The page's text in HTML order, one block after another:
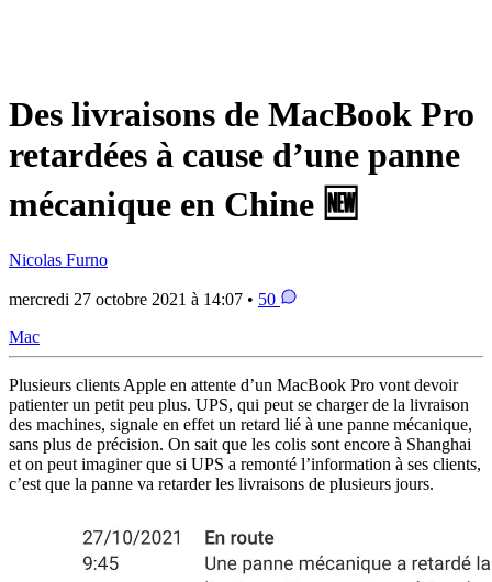
Des livraisons de MacBook Pro
retardées à cause d’une panne
mécanique en Chine 🆕
Nicolas Furno
mercredi 27 octobre 2021 à 14:07 • 50
Mac
Plusieurs clients Apple en attente d’un MacBook Pro vont devoir
patienter un petit peu plus. UPS, qui peut se charger de la livraison
des machines, signale en effet un retard lié à une panne mécanique,
sans plus de précision. On sait que les colis sont encore à Shanghai
et on peut imaginer que si UPS a remonté l’information à ses clients,
c’est que la panne va retarder les livraisons de plusieurs jours.